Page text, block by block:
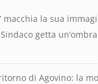
macchia la sua
getta
di Agovino: la